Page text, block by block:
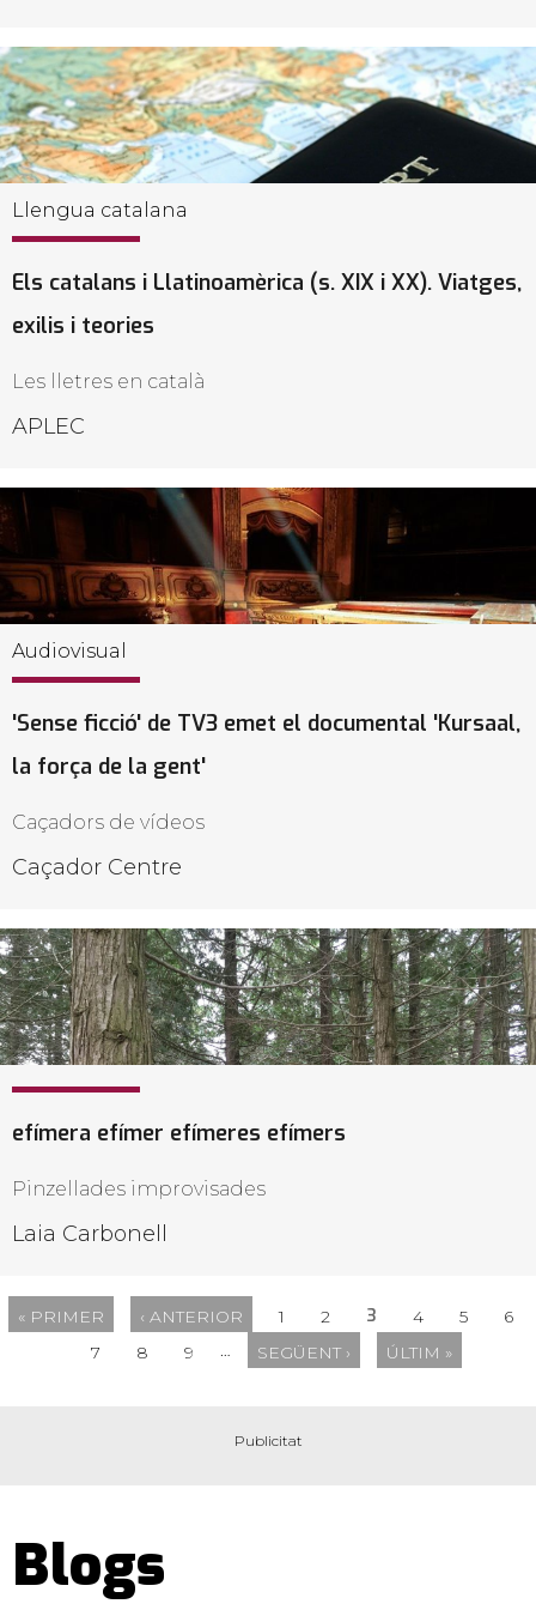
Llengua catalana
Els catalans i Llatinoamèrica (s. XIX i XX). Viatges,
exilis i teories
Les lletres en català
APLEC
Audiovisual
'Sense ficció' de TV3 emet el documental 'Kursaal,
la força de la gent'
Caçadors de vídeos
Caçador Centre
efímera efímer efímeres efímers
Pinzellades improvisades
Laia Carbonell
« PRIMER ‹ ANTERIOR 1 2 3 4 5
6
7
8 9 … SEGÜENT › ÚLTIM »
Blogs